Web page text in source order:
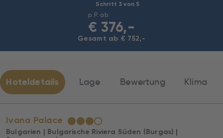
Schritt 3 von 5
p.P. ab
€ 376,-
Gesamt ab € 752,-
Hoteldetails Lage Bewertung Klima
Ivana Palace ★★★☆
Bulgarien | Bulgarische Riviera Süden (Burgas) |